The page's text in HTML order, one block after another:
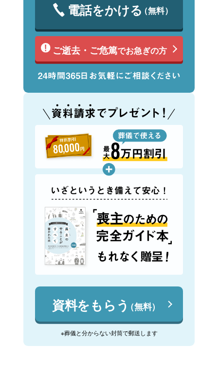
電話をかける（無料）
ご逝去・ご危篤でお急ぎの方
資料をもらう（無料）
※葬儀と分からない封筒で郵送します